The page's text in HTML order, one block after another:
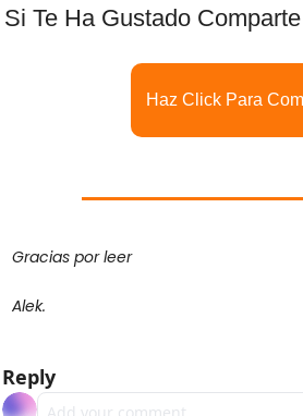
Si Te Ha Gustado
Haz Click Para
Gracias por leer
Alek.
Reply